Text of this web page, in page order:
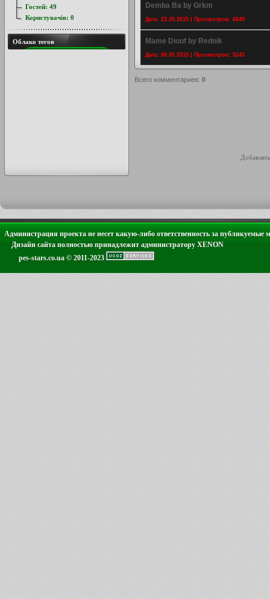
Demba Ba by Grkm
Дата: 23.05.2015 | Просмотров: 6649
Mame Diouf by Rednik
Дата: 08.05.2015 | Просмотров: 5245
Всего комментариев: 0
Гостей: 49
Користувачів: 0
Облако тегов
Администрация проекта не несет какую-либо ответственность за публикуемые
Дизайн сайта полностью принадлежит администратору XENON
pes-stars.co.ua © 2011-2023